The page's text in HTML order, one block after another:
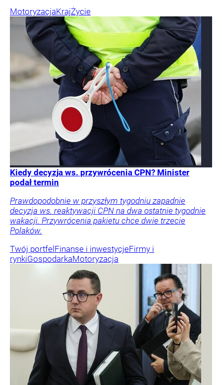
MotoryzacjaKrajŻycie
Kiedy decyzja ws. przywrócenia CPN? Minister
podał termin
Prawdopodobnie w przyszłym tygodniu zapadnie
decyzja ws. reaktywacji CPN na dwa ostatnie tygodnie
wakacji. Przywrócenia pakietu chce dwie trzecie
Polaków.
Twój portfel Finanse i inwestycjeFirmy i
rynkiGospodarkaMotoryzacja